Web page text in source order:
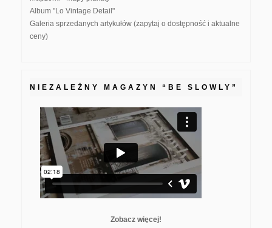
Album "Lo Vintage Detail"
Galeria sprzedanych artykułów (zapytaj o dostępność i aktualne
ceny)
NIEZALEŻNY MAGAZYN “BE SLOWLY”
Zobacz więcej!